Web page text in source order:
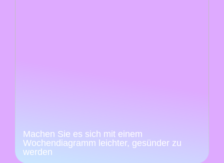
Machen Sie es sich mit einem
Wochendiagramm leichter, gesünder zu
werden